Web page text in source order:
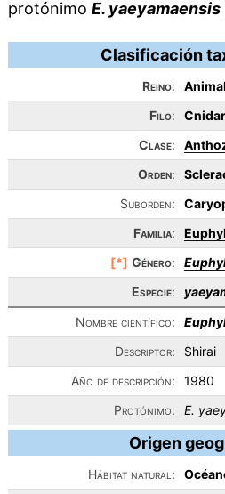
protónimo E. yaeyamaensis
Clasificación
Reino:
Filo:
Clase:
Orden:
Suborden:
Familia:
[*] Género:
Especie:
Nombre científico:
Descriptor:
Shirai
Año de descripción:
1980
Protónimo:
E.
Origen
Hábitat natural: